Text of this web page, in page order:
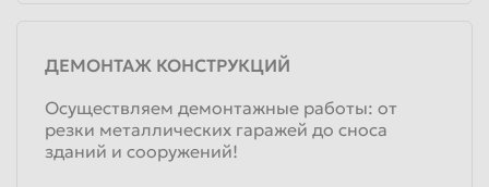
ДЕМОНТАЖ КОНСТРУКЦИЙ
Осуществляем демонтажные работы: от
резки металлических гаражей до сноса
зданий и сооружений!